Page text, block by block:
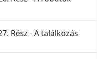
Rész - A találkozás